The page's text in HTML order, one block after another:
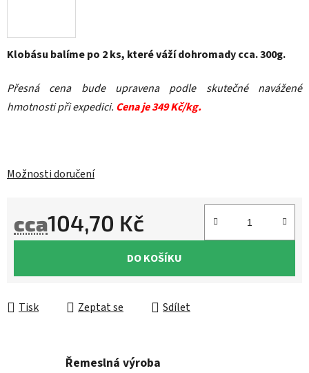
Klobásu balíme po 2 ks, které váží dohromady cca. 300g.
Přesná cena bude upravena podle skutečné navážené
hmotnosti při expedici. Cena je 349 Kč/kg.
Možnosti doručení
cca104,70 Kč
Měrná cena:
DO KOŠÍKU
Tisk Zeptat se Sdílet
Řemeslná výroba